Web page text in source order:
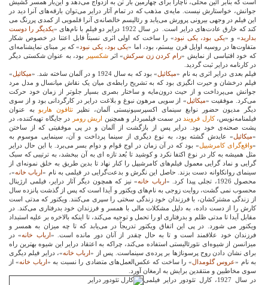
است که بنابر آئین محلی، ناچاراً برای چهارمین بار تن به ازدواج می‌دهد و این‌بار همسر کشیش
جوانش، خواستارش نیست. مایه‌ی مذهب که در تمام آثار درایر می‌توان بارقه‌های آنرا دید در
این فیلم در وجهی بیرونی پرورش می‌یابد و رئالیسم خالصانه‌ی آنرا قلمویی از کمدی پررنگ می
کند که خارق عادت‌های درایر است.
در سال 1922 درایر دو فیلم با نام‌های «
یکدیگر را دوست
بدارید » و «یکی بود، یکی نبود » را ساخت که اولی اثری نسبتاً قابل اعتنا در خصوص شکار
متفاوت‌ها در روسیه‌ اوایل قرن بیستم، بود، اما «یکی بود، یکی نبود » که بر مبنای نمایشنامه‌ای
که خود اقتباسی از نمایش «رام کردن زن سرکش» اثر شکسپیر
بود، به عنوان شکستی دیگر
در کارنامه درایر ثبت گردید.
فیلم بعدی درایر اثری به نام «میکائیل» بود که به سال 1924 و در آلمان ساخته شد. « میکائیل»
فیلم درخشان و حیرت انگیزی بود که به تشریح رابطه‌ی میان یک نقاش میانسال و مدل مرد
جوانش می‌پرداخت و از حیث درون‌مایه و ساختار بصری بسیار جلوتر از زمان خود حرکت
می‌کرد. موفقیت «میکائیل» از سویی مرهون نبوغ و بلاغت درایر در کارگردانی بود و از سوی
دیگر مدیون حضور نوابغ سینمای اکسپرسیونیستی آلمان، نظیر تئافون هاربو به عنوان
فیلمنامه‌نویس،کارل فرویند در سمت فیلمبردار و همچنین اریش رومر
در جایگاه تهیه‌کننده، در
پشت صحنه‌ی خود بود. درایر پس از بازگشت از آلمان و در پی موفقیتی که از ساختن
«میکائیل» عایدش گشته بود، به نوع دیگری از سینما پرداخت و آن، سینمایی موسوم به
«واقع‌گرای کامرشیپل» بود که در آن زمان در اوج قوام و دوام بسر می‌برد. با این حال درایر
مثل همیشه به کار در نوع اکتفا نکرد و کوشید تا بُعد تازه ای به آن ببخشد، به ترتیبی که سبک‌‌
گرایی و نماد گرایی معمول فیلم‌های کامرشیپل را کنار نهاد تا بدین طریق به خلق نمونه‌ای از
سینمای روانکاوانه دست بزند. حاصل این نگرش و بدعت‌گرایی در فیلمی به نام «ارباب خانه»،
محصول 1926، تجلی پیدا کرد. «
ارباب خانه» نیز که همچون دیگر آثار درایر، فیلمی ارژینال
محسوب نمی گشت، روایت زوجی به نام‌های ویکتور و آیدا است که پس از گذشت پانزده سال
از زندگی مشترکشان، با فرزندان خود زندگی سختی را سپری می‌کنند. ویکتور که مدتی است
کارش را از دست داده، به دلیل مشکلات مالی با همسر و فرزندان خود بدرفتاری می‌کند. در
مقابل آیدا تا مدتی ظلم و بدرفتاری او را تحمل و توجیه می‌کند، تا اینکه بالاخره بر علیه استبداد
ویکتور می شورد. در پی این اتفاق ویکتور تدریجاً در می‌یابد که تا چه میزان به همسر و
فرزندان خود علاقمند است و تا به حال چقدر از آنان دور مانده است. « ارباب خانه» در
میزانسن از شیوه‌ای نئورئالیستی استفاده می‌کند، چراکه به اعتقاد درایر این شیوه بهترین راه
برای نشان دادن روح پرسوناژها بر پرده‌ی سینماست. پس از «ارباب خانه»، درایر فیلم دیگری
به نام «عروس گلومدال» را ساخت که عکس‌العمل‌های متضادی را نسبت به « ارباب خانه» از
سوی مخاطبین و منتقدین برایش به ارمغان آورد.
در سال 1927، کارل تئودور درایر فیلمی